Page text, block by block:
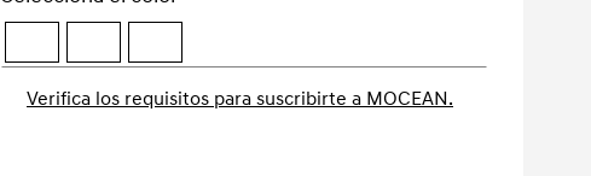
Verifica los requisitos para suscribirte a MOCEAN.